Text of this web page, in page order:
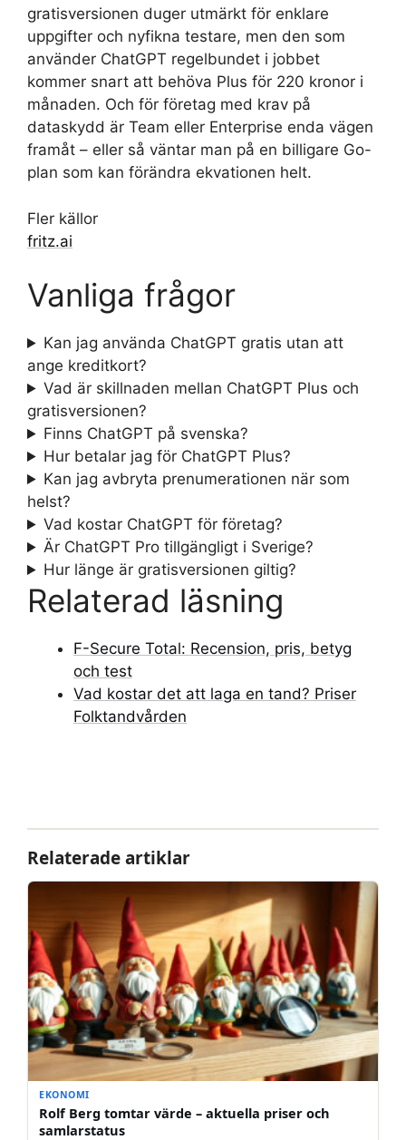
gratisversionen duger utmärkt för enklare
uppgifter och nyfikna testare, men den som
använder ChatGPT regelbundet i jobbet
kommer snart att behöva Plus för 220 kronor i
månaden. Och för företag med krav på
dataskydd är Team eller Enterprise enda vägen
framåt – eller så väntar man på en billigare Go-
plan som kan förändra ekvationen helt.
Fler källor
fritz.ai
Vanliga frågor
Kan jag använda ChatGPT gratis utan att
ange kreditkort?
Vad är skillnaden mellan ChatGPT Plus och
gratisversionen?
Finns ChatGPT på svenska?
Hur betalar jag för ChatGPT Plus?
Kan jag avbryta prenumerationen när som
helst?
Vad kostar ChatGPT för företag?
Är ChatGPT Pro tillgängligt i Sverige?
Hur länge är gratisversionen giltig?
Relaterad läsning
F-Secure Total: Recension, pris, betyg
och test
Vad kostar det att laga en tand? Priser
Folktandvården
Relaterade artiklar
EKONOMI
Rolf Berg tomtar värde – aktuella priser och
samlarstatus